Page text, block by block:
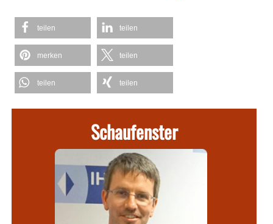
teilen teilen
merken teilen
teilen teilen
Schaufenster